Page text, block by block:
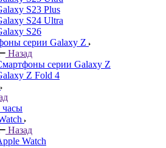
S23 Plus
S24 Ultra
S26
серии Galaxy Z
Назад
серии Galaxy Z
Z Fold 4
Назад
Watch